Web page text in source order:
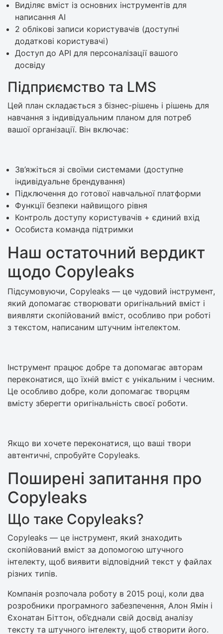
Виділяє вміст із основних інструментів для
написання AI
2 облікові записи користувачів (доступні
додаткові користувачі)
Доступ до API для персоналізації вашого
досвіду
Підприємство та LMS
Цей план складається з бізнес-рішень і рішень для
навчання з індивідуальним планом для потреб
вашої організації. Він включає:
Зв’яжіться зі своїми системами (доступне
індивідуальне брендування)
Підключення до готової навчальної платформи
Функції безпеки найвищого рівня
Контроль доступу користувачів + єдиний вхід
Особиста команда підтримки
Наш остаточний вердикт
щодо Copyleaks
Підсумовуючи, Copyleaks — це чудовий інструмент,
який допомагає створювати оригінальний вміст і
виявляти скопійований вміст, особливо при роботі
з текстом, написаним штучним інтелектом.
Інструмент працює добре та допомагає авторам
переконатися, що їхній вміст є унікальним і чесним.
Це особливо добре, коли допомагає творцям
вмісту зберегти оригінальність своєї роботи.
Якщо ви хочете переконатися, що ваші твори
автентичні, спробуйте Copyleaks.
Поширені запитання про
Copyleaks
Що таке Copyleaks?
Copyleaks — це інструмент, який знаходить
скопійований вміст за допомогою штучного
інтелекту, щоб виявити відповідний текст у файлах
різних типів.
Компанія розпочала роботу в 2015 році, коли два
розробники програмного забезпечення, Алон Ямін і
Єхонатан Біттон, об’єднали свій досвід аналізу
тексту та штучного інтелекту, щоб створити його.